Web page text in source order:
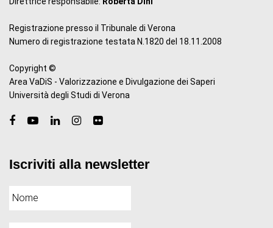
Registrazione presso il Tribunale di Verona
Numero di registrazione testata N.1820 del 18.11.2008
Copyright ©
Area VaDiS - Valorizzazione e Divulgazione dei Saperi
Università degli Studi di Verona
Iscriviti alla newsletter